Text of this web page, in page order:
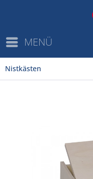
MENÜ
Nistkästen